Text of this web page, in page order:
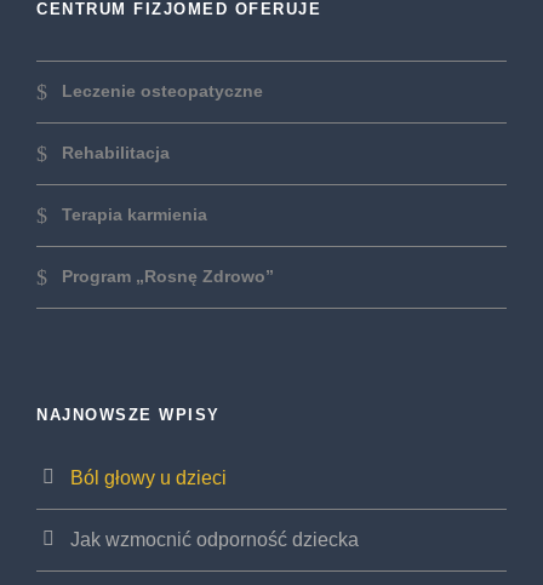
CENTRUM FIZJOMED OFERUJE
Leczenie osteopatyczne
Rehabilitacja
Terapia karmienia
Program „Rosnę Zdrowo”
NAJNOWSZE WPISY
Ból głowy u dzieci
Jak wzmocnić odporność dziecka